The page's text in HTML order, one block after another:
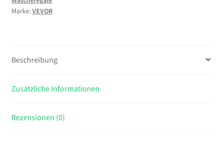
5-
stufiges
Kleiderstange
Haken,
&
Marke:VEVOR
Beschreibung
Zusätzliche Informationen
Rezensionen (0)